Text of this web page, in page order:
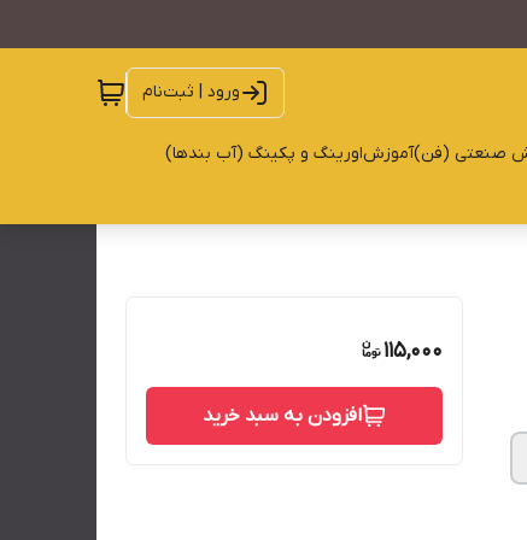
ورود | ثبت‌نام
صنعتی (فن)آموزشاورینگ و پکینگ (آب بندها)
115,000
افزودن به سبد خرید